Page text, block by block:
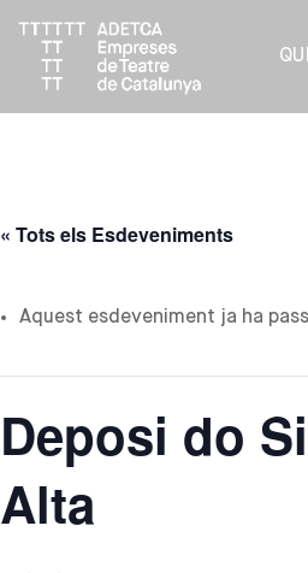
« Tots els Esdeveniments
Aquest esdeveniment ja ha
Deposi do
Alta